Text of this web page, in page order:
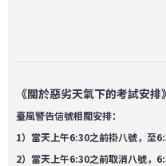
《關於惡劣天氣下的考試安排》
臺風警告信號相關安排：
1）當天上午6:30之前掛八號，至
2）當天上午6:30之前取消八號，